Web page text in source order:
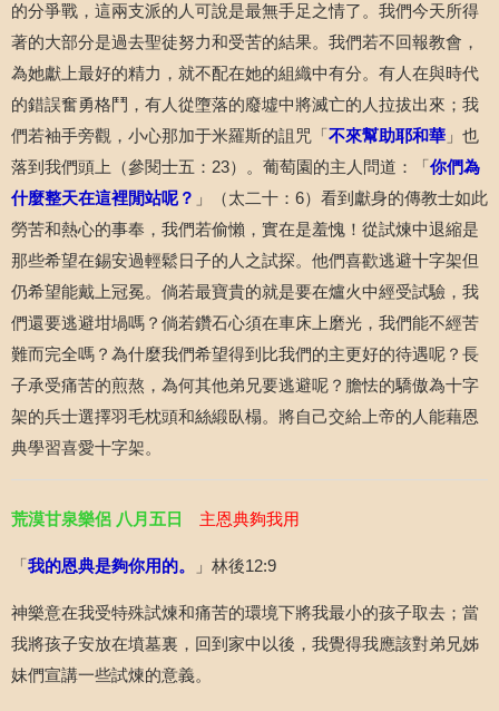
的分爭戰，這兩支派的人可說是最無手足之情了。我們今天所得
著的大部分是過去聖徒努力和受苦的結果。我們若不回報教會，
為她獻上最好的精力，就不配在她的組織中有分。有人在與時代
的錯誤奮勇格鬥，有人從墮落的廢墟中將滅亡的人拉拔出來；我
們若袖手旁觀，小心那加于米羅斯的詛咒「 不來幫助耶和華 」也
落到我們頭上（參閱士五： 23）。葡萄園的主人問道：「 你們為
什麼整天在這裡閒站呢？ 」（太二十： 6）看到獻身的傳教士如此
勞苦和熱心的事奉，我們若偷懶，實在是羞愧！從試煉中退縮是
那些希望在錫安過輕鬆日子的人之試探。他們喜歡逃避十字架但
仍希望能戴上冠冕。倘若最寶貴的就是要在爐火中經受試驗，我
們還要逃避坩堝嗎？倘若鑽石心須在車床上磨光，我們能不經苦
難而完全嗎？為什麼我們希望得到比我們的主更好的待遇呢？長
子承受痛苦的煎熬，為何其他弟兄要逃避呢？膽怯的驕傲為十字
架的兵士選擇羽毛枕頭和絲緞臥榻。將自己交給上帝的人能藉恩
典學習喜愛十字架。
荒漠甘泉樂侶 八月五日 主恩典夠我用
「 我的恩典是夠你用的。 」林後12:9
神樂意在我受特殊試煉和痛苦的環境下將我最小的孩子取去；當
我將孩子安放在墳墓裏，回到家中以後，我覺得我應該對弟兄姊
妹們宣講一些試煉的意義。